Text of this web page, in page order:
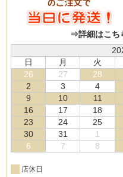
⇒詳細はこち
日
月 火
26
27 28
2
3 4
9
10 11
16
17 18
23
24 25
30
31 1
6
7 8
店休日